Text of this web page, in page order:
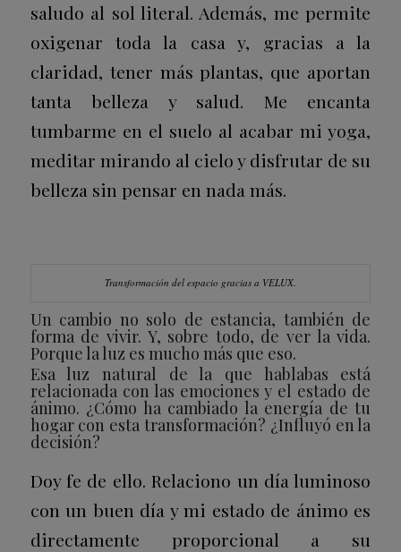
saludo al sol literal. Además, me permite
oxigenar toda la casa y, gracias a la
claridad, tener más plantas, que aportan
tanta belleza y salud. Me encanta
tumbarme en el suelo al acabar mi yoga,
meditar mirando al cielo y disfrutar de su
belleza sin pensar en nada más.
Transformación del espacio gracias a VELUX.
Un cambio no solo de estancia, también de
forma de vivir. Y, sobre todo, de ver la vida.
Porque la luz es mucho más que eso.
Esa luz natural de la que hablabas está
relacionada con las emociones y el estado de
ánimo. ¿Cómo ha cambiado la energía de tu
hogar con esta transformación? ¿Influyó en la
decisión?
Doy fe de ello. Relaciono un día luminoso
con un buen día y mi estado de ánimo es
directamente proporcional a su